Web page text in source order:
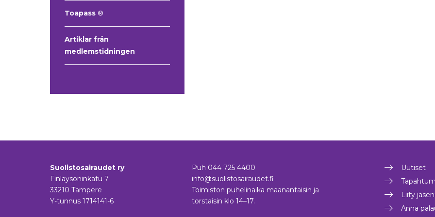
Toapass ®
Artiklar från
medlemstidningen
Suolistosairaudet ry
Finlaysoninkatu 7
33210 Tampere
Y-tunnus 1714141-6
Puh 044 725 4400
info@suolistosairaudet.fi
Toimiston puhelinaika maanantaisin ja
torstaisin klo 14–17.
Uutiset
Liity
Anna